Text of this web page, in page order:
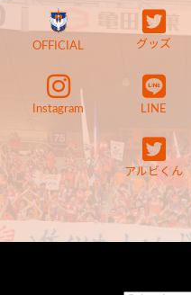
OFFICIAL グッズ
Instagram LINE
アルビくん